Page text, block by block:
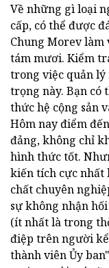
Về những gì loại
cấp, có thể được
Chung Morev
tám mươi. Kiểm
trong việc quản lý
trọng này. Bạn có
thức hệ cộng sản
Hôm nay điểm
đảng, không chỉ
hình thức tốt.
kiến tích cực nhất
chất chuyên
sự không nhận
(ít nhất là trong
điệp trên người
thành viên Ủy